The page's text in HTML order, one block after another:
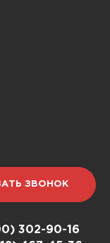
ЗВОНОК
302-90-16